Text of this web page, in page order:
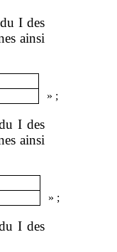
I des
ainsi
» ;
I des
ainsi
» ;
I des